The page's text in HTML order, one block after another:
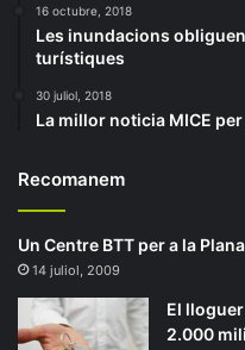
16 octubre, 2018
Les inundacions
turístiques
30 juliol, 2018
La millor noticia MICE
Recomanem
Un Centre BTT per a la
14 juliol, 2009
El
2.000